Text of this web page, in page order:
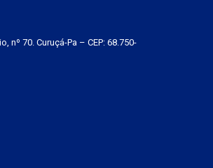
nº 70. Curuçá-Pa – CEP: 68.750-